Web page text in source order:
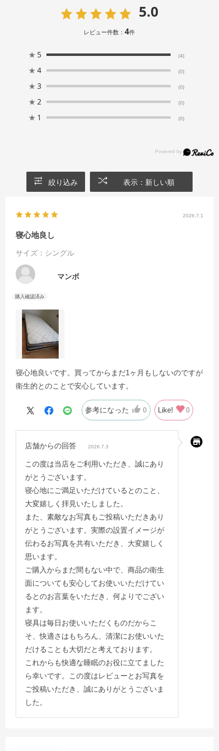
5.0
レビュー件数：4件
★ 5 (4)
★ 4 (0)
★ 3 (0)
★ 2 (0)
★ 1 (0)
絞り込み 表示：新しい順
2026.7.1
寝心地良し
サイズ：シングル
マンボ
寝心地良いです。買ってからまだ1ヶ月もしないのですが
衛生的とのことで安心しています。
参考になった 0 Like! 0
店舗からの回答 2026.7.3
この度は当店をご利用いただき、誠にあり
がとうございます。
寝心地にご満足いただけているとのこと、
大変嬉しく拝見いたしました。
また、素敵なお写真もご投稿いただきあり
がとうございます。実際の設置イメージが
伝わるお写真を共有いただき、大変嬉しく
思います。
ご購入からまだ間もない中で、商品の衛生
面についても安心してお使いいただけてい
るとのお言葉をいただき、何よりでござい
ます。
寝具は毎日お使いいただくものだからこ
そ、快適さはもちろん、清潔にお使いいた
だけることも大切だと考えております。
これからも快適な睡眠のお役に立てました
ら幸いです。この度はレビューとお写真を
ご投稿いただき、誠にありがとうございま
した。